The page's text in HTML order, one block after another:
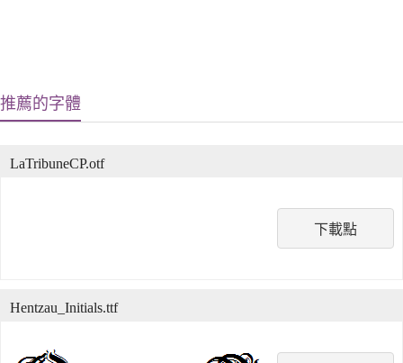
推薦的字體
下載點
LaTribuneCP.otf
Hentzau_Initials.ttf